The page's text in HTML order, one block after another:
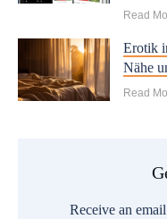
Read
Erotik
Nähe
Read
Receive an